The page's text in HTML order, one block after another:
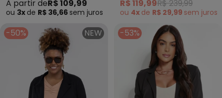
A partir deR$ 109,99
ou 3x de R$ 36,66 sem juros
R$ 119,99R$ 239,99
ou 4x de R$ 29,99 sem juros
-50% NEW -53%